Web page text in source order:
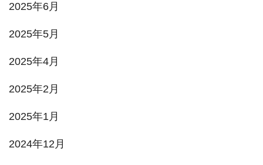
2025年6月
2025年5月
2025年4月
2025年2月
2025年1月
2024年12月